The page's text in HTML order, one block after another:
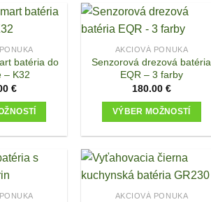
variants.
has
multiple
variants.
The
options
may
be
the
product
batéria do
– K32
€
variants.
AKCIOVÁ PONUKA
Senzorová drezová batéria
EQR – 3 farby
180.00 €
VÝBER MOŽNOSTÍ
has
multiple
variants.
AKCIOVÁ PONUKA